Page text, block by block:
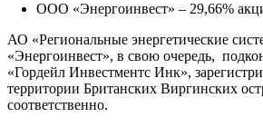
ООО «Энергоинвест» – 29,66%
АО «Региональные энергетические
«Энергоинвест», в свою очередь,
«Гордейл Инвестментс Инк»,
территории Британских Виргинских
соответственно.